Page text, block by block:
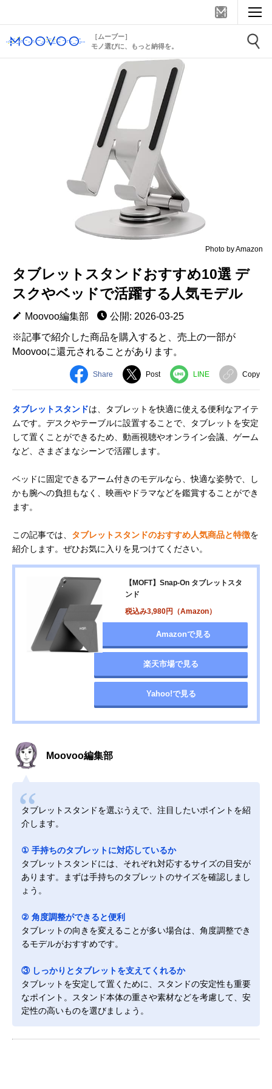
［ムーブー］
モノ選びに、もっと納得を。
Photo by Amazon
タブレットスタンドおすすめ10選 デ
スクやベッドで活躍する人気モデル
Moovoo編集部
公開: 2026-03-25
※記事で紹介した商品を購入すると、売上の一部が
Moovooに還元されることがあります。
Share Post LINE Copy
タブレットスタンドは、タブレットを快適に使える便利なアイテ
ムです。デスクやテーブルに設置することで、タブレットを安定
して置くことができるため、動画視聴やオンライン会議、ゲーム
など、さまざまなシーンで活躍します。
ベッドに固定できるアーム付きのモデルなら、快適な姿勢で、し
かも腕への負担もなく、映画やドラマなどを鑑賞することができ
ます。
この記事では、 タブレットスタンドのおすすめ人気商品と特徴を
紹介します。ぜひお気に入りを見つけてください。
【MOFT】Snap-On タブレットスタ
ンド
税込み3,980円（Amazon）
Amazonで見る
楽天市場で見る
Yahoo!で見る
Moovoo編集部
タブレットスタンドを選ぶうえで、注目したいポイントを紹
介します。
① 手持ちのタブレットに対応しているか
タブレットスタンドには、それぞれ対応するサイズの目安が
あります。まずは手持ちのタブレットのサイズを確認しまし
ょう。
② 角度調整ができると便利
タブレットの向きを変えることが多い場合は、角度調整でき
るモデルがおすすめです。
③ しっかりとタブレットを支えてくれるか
タブレットを安定して置くために、スタンドの安定性も重要
なポイント。スタンド本体の重さや素材などを考慮して、安
定性の高いものを選びましょう。